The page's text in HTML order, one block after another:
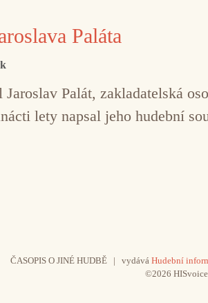
Paláta
Palát, zakladatelská
lety napsal jeho hudební
ČASOPIS O JINÉ HUDBĚ | vydává Hudební
©2026